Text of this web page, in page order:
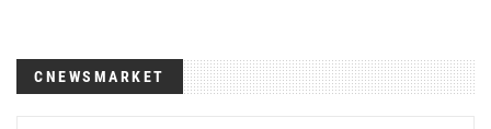
CNEWSMARKET